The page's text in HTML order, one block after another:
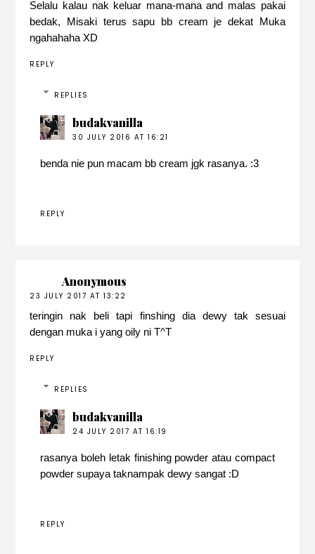
Selalu kalau nak keluar mana-mana and malas pakai
bedak, Misaki terus sapu bb cream je dekat Muka
ngahahaha XD
REPLY
REPLIES
budakvanilla
30 JULY 2016 AT 16:21
benda nie pun macam bb cream jgk rasanya. :3
REPLY
Anonymous
23 JULY 2017 AT 13:22
teringin nak beli tapi finshing dia dewy tak sesuai
dengan muka i yang oily ni T^T
REPLY
REPLIES
budakvanilla
24 JULY 2017 AT 16:19
rasanya boleh letak finishing powder atau compact
powder supaya taknampak dewy sangat :D
REPLY